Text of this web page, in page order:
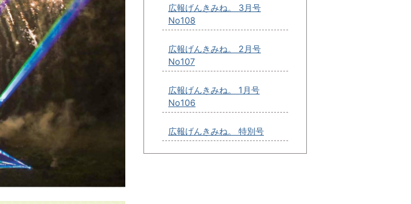
広報げんきみね。 3月号
No108
広報げんきみね。 2月号
No107
広報げんきみね。 1月号
No106
広報げんきみね。 特別号